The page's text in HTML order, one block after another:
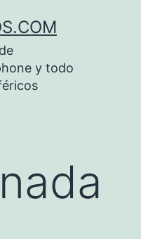
y todo